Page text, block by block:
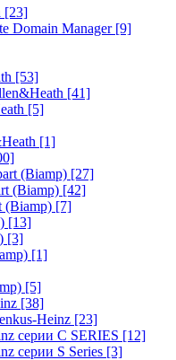
[23]
Domain Manager [9]
[53]
[41]
[5]
[1]
(Biamp) [27]
(Biamp) [42]
(Biamp) [7]
[13]
[3]
[1]
[5]
[38]
Heinz [23]
серии C SERIES [12]
серии S Series [3]